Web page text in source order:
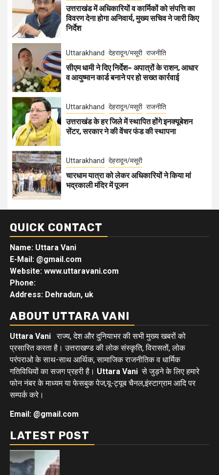
उत्तराखंड में अधिकारियों व कार्मिकों को संपत्ति का
विवरण देना होगा अनिवार्य, मुख्य सचिव ने जारी किए
निर्देश
Uttarakhand देहरादून/मसूरी राजनीति
सीएम धामी ने दिए निर्देश– अपात्रों के राशन, आधार
व आयुष्मान कार्ड बनाने पर हो सख्त कार्रवाई
Uttarakhand देहरादून/मसूरी राजनीति
उत्तराखंड के हर जिले में स्थापित होंगे इनक्यूबेशन
सेंटर, सरकार ने की वेंचर फंड की स्थापना
Uttarakhand देहरादून/मसूरी
चारधाम यात्रा को लेकर अधिकारियों ने किया मां
भद्रकाली मंदिर में पूजन
QUICK CONTACT
Name: Uttara Vani
E-Mail: @gmail.com
Website: www.uttaravani.com
Phone:
Address: Dehradun, uk
ABOUT UTTARA VANI
Uttara Vani राज्य, देश और दुनियाभर की सभी मुख्य खबरों को
प्रसारित करता है। उत्तराखण्ड की लोक संस्कृति, विरासतों, लोक
परंपराओ के साथ-साथ आर्थिक, सामाजिक राजनीतिक व धार्मिक
गतिविधियों का सजग प्रहरी है। Uttara Vani से जुड़ने के लिए हमारे
फोन नंबर के माध्यम या फेसबुक पेज,यू-ट्यूब चैनल,इंस्टाग्राम आदि पर
सम्पर्क करे।
Email: @gmail.com
LATEST POST